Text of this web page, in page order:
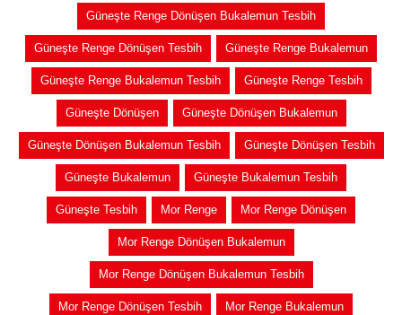
Güneşte Renge Dönüşen Bukalemun Tesbih
Güneşte Renge Dönüşen Tesbih Güneşte Renge Bukalemun
Güneşte Renge Bukalemun Tesbih Güneşte Renge Tesbih
Güneşte Dönüşen Güneşte Dönüşen Bukalemun
Güneşte Dönüşen Bukalemun Tesbih Güneşte Dönüşen Tesbih
Güneşte Bukalemun Güneşte Bukalemun Tesbih
Güneşte Tesbih Mor Renge Mor Renge Dönüşen
Mor Renge Dönüşen Bukalemun
Mor Renge Dönüşen Bukalemun Tesbih
Mor Renge Dönüşen Tesbih Mor Renge Bukalemun